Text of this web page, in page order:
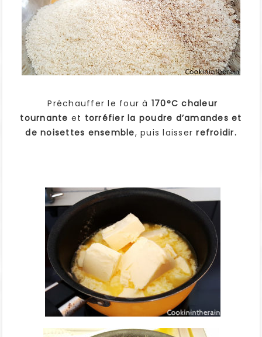
Préchauffer le four à 170°C chaleur
tournante et torréfier la poudre d’amandes et
de noisettes ensemble, puis laisserrefroidir.